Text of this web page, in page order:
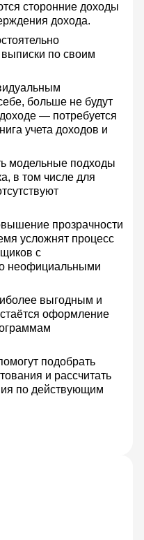
сторонние доходы
дохода.
по своим
больше не будут
— потребуется
учета доходов и
модельные подходы
в том числе для
прозрачности
усложнят процесс
с
неофициальными
выгодным и
оформление
подобрать
и рассчитать
по действующим